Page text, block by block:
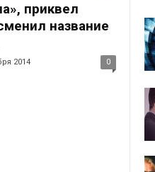
приквел
название
2014 0